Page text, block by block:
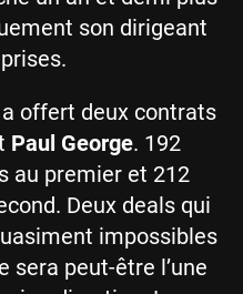
son dirigeant
offert deux contrats
Paul George. 192
au premier et 212
Deux deals qui
impossibles
sera peut-être l’une